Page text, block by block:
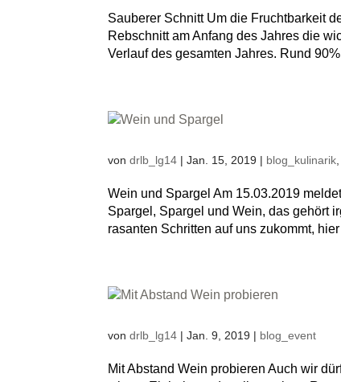
Sauberer Schnitt Um die Fruchtbarkeit
Rebschnitt am Anfang des Jahres die
Verlauf des gesamten Jahres. Rund
vondrlb_lg14 |Jan. 15, 2019 | blog_kulinarik
Wein und Spargel Am 15.03.2019
Spargel, Spargel und Wein, das gehört
rasanten Schritten auf uns zukommt,
vondrlb_lg14 |Jan. 9, 2019 | blog_event
Mit Abstand Wein probieren Auch wir